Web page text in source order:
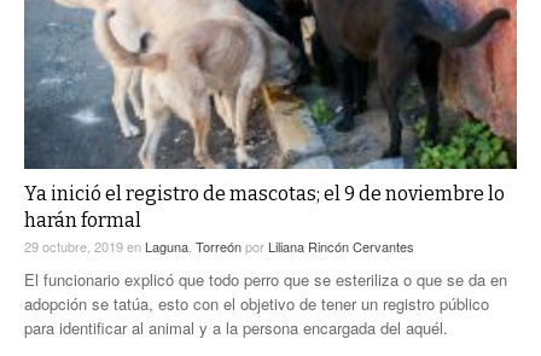
Ya inició el registro de mascotas; el 9 de noviembre lo
harán formal
29 octubre, 2019en Laguna Torreónpor Liliana Rincón Cervantes
El funcionario explicó que todo perro que se esteriliza o que se da en
adopción se tatúa, esto con el objetivo de tener un registro público
para identificar al animal y a la persona encargada del aquél.